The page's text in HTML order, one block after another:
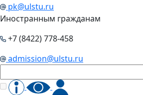
pk@ulstu.ru
Иностранным гражданам
+7 (8422) 778-458
admission@ulstu.ru